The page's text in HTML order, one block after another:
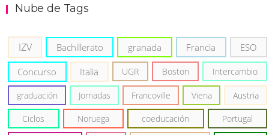
Nube de Tags
IZV Bachillerato granada Francia ESO
Concurso Italia UGR Boston Intercambio
graduación Jornadas Francoville Viena Austria
Ciclos Noruega coeducación Portugal